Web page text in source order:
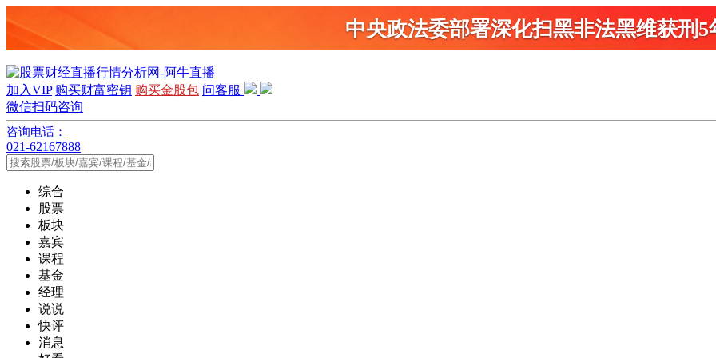
中央政法委部署深化扫黑非法黑维获刑5
加入VIP 购买财富密钥 购买金股包 问客服
微信扫码咨询
咨询电话：
021-62167888
综合
股票
板块
嘉宾
课程
基金
经理
说说
快评
消息